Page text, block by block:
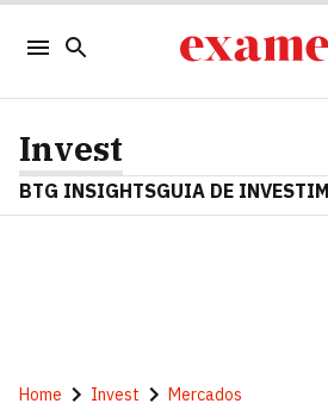
Invest
BTG INSIGHTSGUIA DE
Home Invest Mercados